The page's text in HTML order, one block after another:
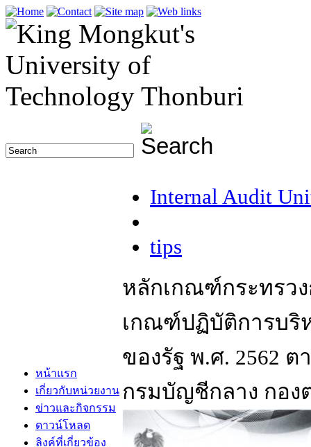
หน้าแรก
เกี่ยวกับหน่วยงาน
ข่าวและกิจกรรม
ดาวน์โหลด
ลิงค์ที่เกี่ยวข้อง
Internal Audit
tips
หลักเกณฑ์กระทรว
เกณฑ์ปฏิบัติการบริ
ของรัฐ พ.ศ. 2562
กรมบัญชีกลาง กอง